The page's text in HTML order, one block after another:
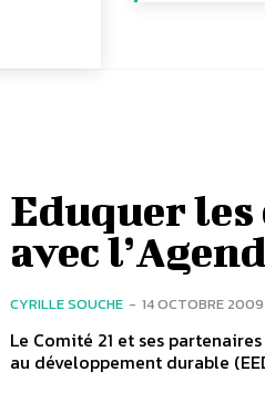
Eduquer
avec
CYRILLE SOUCHE - 14 OCTOBRE 2009
Le Comité 21 et ses
au développement durable